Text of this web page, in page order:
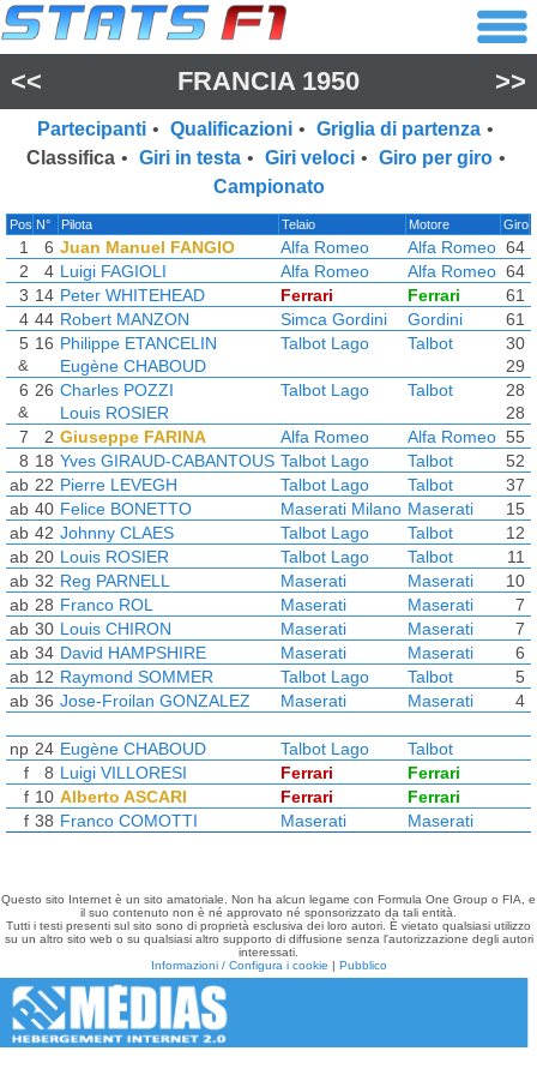
<< FRANCIA 1950 >>
Partecipanti • Qualificazioni • Griglia di partenza •
Classifica • Giri in testa • Giri veloci • Giro per giro •
Campionato
Pos N° Pilota Telaio Motore Giro
1 6 Juan Manuel FANGIO Alfa Romeo Alfa Romeo 64
2
4 Luigi FAGIOLI Alfa Romeo Alfa Romeo 64
3 14 Peter WHITEHEAD Ferrari Ferrari
61
4 44 Robert MANZON Simca Gordini Gordini
61
5 16 Philippe ETANCELIN Talbot Lago Talbot 30
& Eugène CHABOUD
29
6 26 Charles POZZI Talbot Lago Talbot 28
& Louis ROSIER
28
7
2 Giuseppe FARINA Alfa Romeo Alfa Romeo 55
8 18 Yves GIRAUD-CABANTOUS Talbot Lago Talbot
52
ab 22 Pierre LEVEGH Talbot Lago Talbot 37
ab 40 Felice BONETTO Maserati Milano Maserati 15
ab 42 Johnny CLAES Talbot Lago Talbot 12
ab 20 Louis ROSIER Talbot Lago Talbot 11
ab 32 Reg PARNELL Maserati Maserati 10
ab 28 Franco ROL Maserati Maserati 7
ab 30 Louis CHIRON Maserati Maserati 7
ab 34 David HAMPSHIRE Maserati Maserati 6
ab 12 Raymond SOMMER Talbot Lago Talbot 5
ab 36 Jose-Froilan GONZALEZ Maserati Maserati 4
np 24 Eugène CHABOUD Talbot Lago Talbot
f
8 Luigi VILLORESI Ferrari Ferrari
f 10 Alberto ASCARI Ferrari Ferrari
f 38 Franco COMOTTI Maserati Maserati
Questo sito Internet è un sito amatoriale. Non ha alcun legame con Formula One Group o FIA, e
il suo contenuto non è né approvato né sponsorizzato da tali entità.
Tutti i testi presenti sul sito sono di proprietà esclusiva dei loro autori. È vietato qualsiasi utilizzo
su un altro sito web o su qualsiasi altro supporto di diffusione senza l'autorizzazione degli autori
interessati.
Informazioni / Configura i cookie | Pubblico